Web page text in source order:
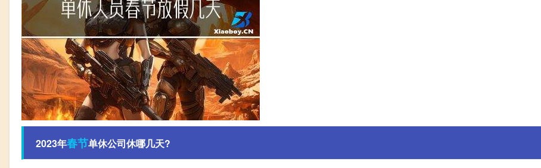
2023年春节单休公司休哪几天?